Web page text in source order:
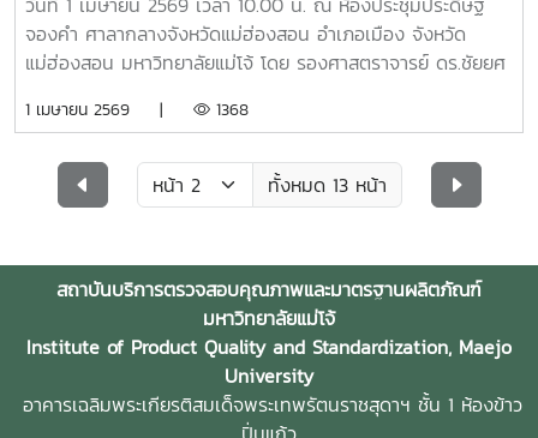
จองคำ ศาลากลางจังหวัดแม่ฮ่องสอน อำเภอเมือง จังหวัด
แม่ฮ่องสอน มหาวิทยาลัยแม่โจ้ โดย รองศาสตราจารย์ ดร.ชัยยศ
มหาวิทยาลัยแม่โจ้ เข้าร่วมลงนามบันทึกข้อตกลงความร่วมมือ
แม่ฮ่องสอน”พิธีดังกล่าวมี นายวิบูรณ์ แววบัณฑิต ผู้ว่าราชการ
จังหวัดแม่ฮ่องสอน เป็นประธาน พร้อมด้วยหัวหน้าส่วนราชการ
ศึกษา และภาคประชาชน เข้าร่วมลงนามและเป็นสักขีพยานการ
ดำเนินความร่วมมือครั้งนี้เป็นส่วนหนึ่งของการขับเคลื่อนนโยบาย
ภาครัฐในการพัฒนาเศรษฐกิจฐานรากให้มีความเข้มแข็งและ
ยั่งยืน โดยมุ่งส่งเสริมให้ประชาชนสามารถพึ่งพาตนเองได้ ภายใต้
หลักปรัชญาของเศรษฐกิจพอเพียง ผ่านการพัฒนาอาชีพ การ
สร้างรายได้ การเพิ่มมูลค่าผลิตภัณฑ์ชุมชน และการเข้าถึงแหล่ง
1 เมษายน 2569 | 1368
ทั้งหมด 13 หน้า
สถาบันบริการตรวจสอบคุณภาพและมาตรฐานผลิตภัณฑ์
มหาวิทยาลัยแม่โจ้
Institute of Product Quality and Standardization, Maejo
University
อาคารเฉลิมพระเกียรติสมเด็จพระเทพรัตนราชสุดาฯ ชั้น 1 ห้องข้าว